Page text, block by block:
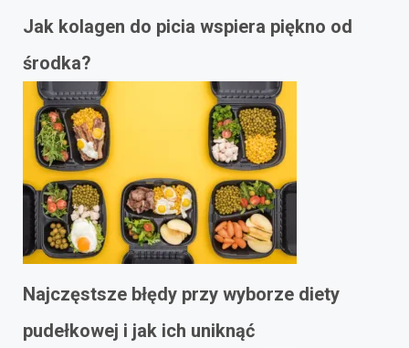
Jak kolagen do picia wspiera piękno od
środka?
Najczęstsze błędy przy wyborze diety
pudełkowej i jak ich uniknąć